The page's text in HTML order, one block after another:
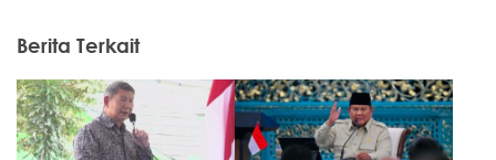
Berita Terkait